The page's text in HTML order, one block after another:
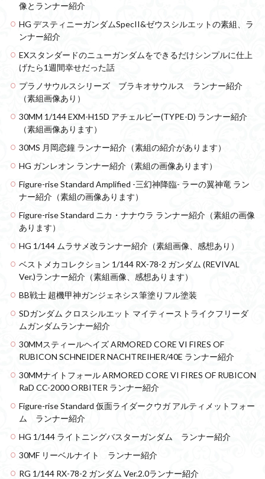
像とランナー紹介
HG デスティニーガンダムSpecII&ゼウスシルエットの素組、ラ
ンナー紹介
EXスタンダードのニューガンダムをできるだけシンプルに仕上
げたら1週間幸せだった話
プラノサウルスシリーズ ブラキオサウルス ランナー紹介
（素組画像あり）
30MM 1/144 EXM-H15D アチェルビー(TYPE-D) ランナー紹介
（素組画像あります）
30MS 月岡恋鐘 ランナー紹介（素組の紹介があります）
HG ガンレオン ランナー紹介（素組の画像あります）
Figure-rise Standard Amplified -三幻神降臨- ラーの翼神竜 ラン
ナー紹介（素組の画像あります）
Figure-rise Standard ニカ・ナナウラ ランナー紹介（素組の画像
あります）
HG 1/144 ムラサメ改ランナー紹介（素組画像、感想あり）
ベストメカコレクション 1/144 RX-78-2 ガンダム (REVIVAL
Ver.)ランナー紹介（素組画像、感想あります）
BB戦士 超機甲神ガンジェネシス筆塗りフル塗装
SDガンダム クロスシルエット マイティーストライクフリーダ
ムガンダムランナー紹介
30MMスティールヘイズ ARMORED CORE VI FIRES OF
RUBICON SCHNEIDER NACHTREIHER/40E ランナー紹介
30MMナイトフォール ARMORED CORE VI FIRES OF RUBICON
RaD CC-2000 ORBITER ランナー紹介
Figure-rise Standard 仮面ライダークウガ アルティメットフォー
ム ランナー紹介
HG 1/144 ライトニングバスターガンダム ランナー紹介
30MF リーベルナイト ランナー紹介
RG 1/144 RX-78-2 ガンダム Ver.2.0ランナー紹介